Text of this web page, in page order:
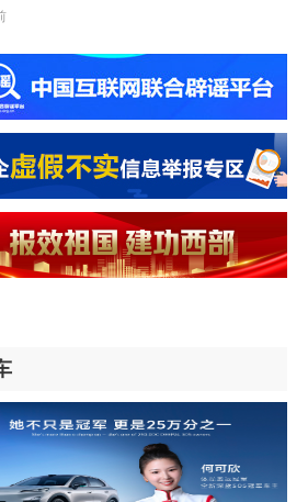
国那些事儿】基建赋能、产业共进、
育 中非务实合作赢得非洲青年高度
依然“在岗”
从中国的发展实践中汲取经验和智
丨国防部：日本“再军事化”妄动是地
稳定的真正威胁
巨额关税退款难以惠及美国消费者